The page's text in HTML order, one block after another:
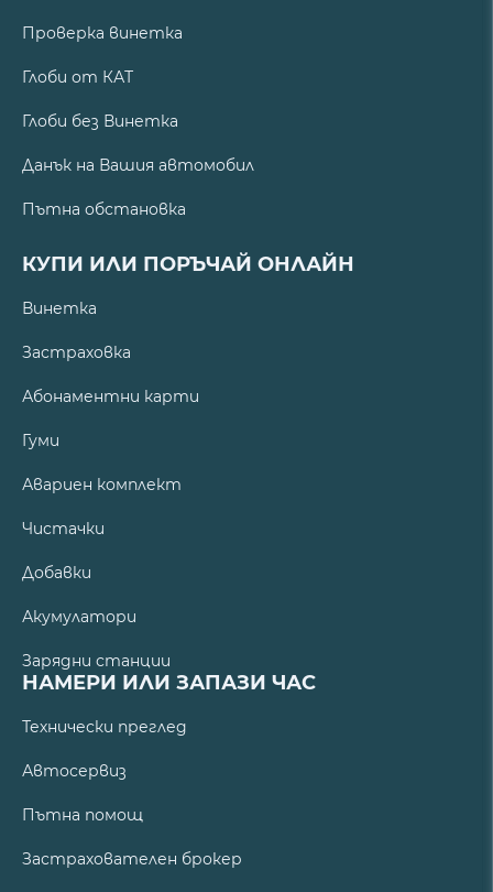
Проверка винетка
Глоби от КАТ
Глоби без Винетка
Данък на Вашия автомобил
Пътна обстановка
КУПИ ИЛИ ПОРЪЧАЙ ОНЛАЙН
Винетка
Застраховка
Абонаментни карти
Гуми
Авариен комплект
Чистачки
Добавки
Акумулатори
Зарядни станции
НАМЕРИ ИЛИ ЗАПАЗИ ЧАС
Технически преглед
Автосервиз
Пътна помощ
Застрахователен брокер